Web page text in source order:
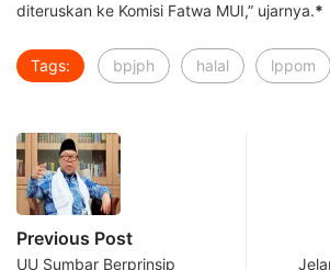
diteruskan ke Komisi Fatwa MUI,” ujarnya.*
Tags: bpjph halal lppom
Previous Post
UU Sumbar Berprinsip